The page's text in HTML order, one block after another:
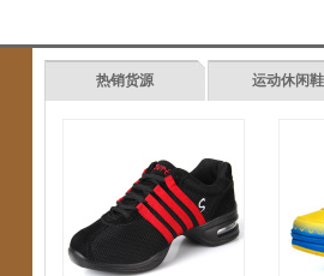
热销货源 运动休闲鞋